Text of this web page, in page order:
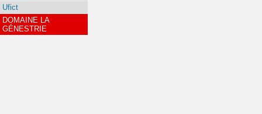
Ufict
DOMAINE LA
GÉNESTRIE